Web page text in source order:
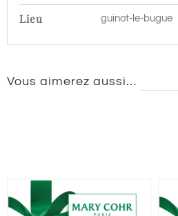
Lieu guinot-le-bugue
Vous aimerez aussi…